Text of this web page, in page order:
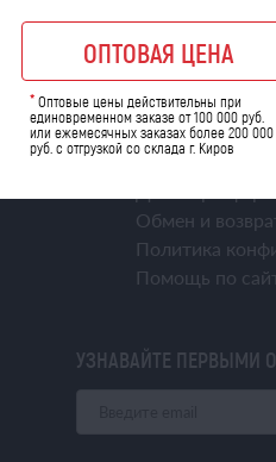
ИНФОРМАЦИЯ
Доставка
Оплата
Открыть
Обмен и
Политика
Помощь по
УЗНАВАЙТЕ ПЕРВЫМИ
ОПТОВАЯ ЦЕНА
*Оптовые цены действительны при
единовременном заказе от 100 000 руб.
или ежемесячных заказах более 200 000
руб. с отгрузкой со склада г. Киров